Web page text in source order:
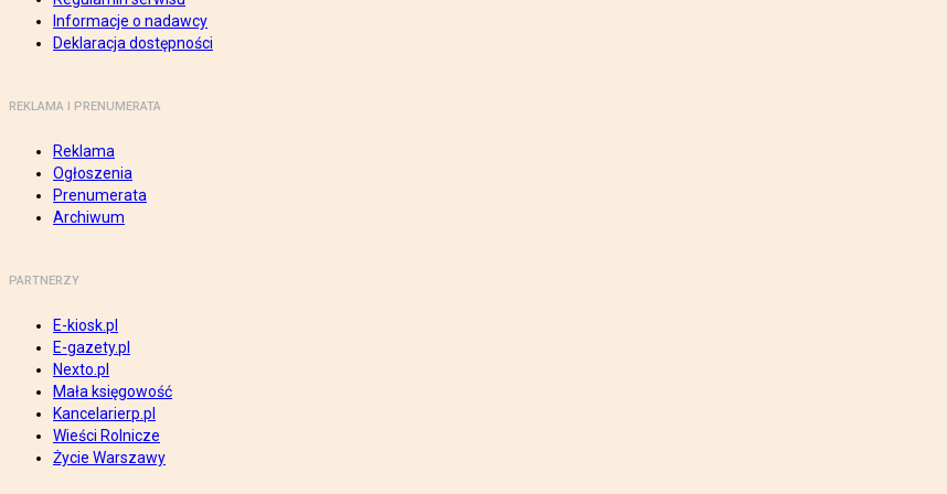
Informacje o nadawcy
Deklaracja dostępności
REKLAMA I PRENUMERATA
Reklama
Ogłoszenia
Prenumerata
Archiwum
PARTNERZY
E-kiosk.pl
E-gazety.pl
Nexto.pl
Mała księgowość
Kancelarierp.pl
Wieści Rolnicze
Życie Warszawy